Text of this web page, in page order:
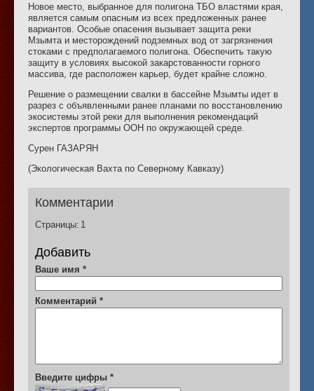
Новое место, выбранное для полигона ТБО властями края,
является самым опасным из всех предложенных ранее
вариантов. Особые опасения вызывает защита реки
Мзымта и месторождений подземных вод от загрязнения
стоками с предполагаемого полигона. Обеспечить такую
защиту в условиях высокой закарстованности горного
массива, где расположен карьер, будет крайне сложно.
Решение о размещении свалки в бассейне Мзымты идет в
разрез с объявленными ранее планами по восстановлению
экосистемы этой реки для выполнения рекомендаций
экспертов программы ООН по окружающей среде.
Сурен ГАЗАРЯН
(Экологическая Вахта по Северному Кавказу)
Комментарии
Страницы: 1
Добавить
Ваше имя *
Комментарий *
Введите цифры *